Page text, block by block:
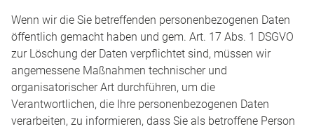
Wenn wir die Sie betreffenden personenbezogenen Daten
öffentlich gemacht haben und gem. Art. 17 Abs. 1 DSGVO
zur Löschung der Daten verpflichtet sind, müssen wir
angemessene Maßnahmen technischer und
organisatorischer Art durchführen, um die
Verantwortlichen, die Ihre personenbezogenen Daten
verarbeiten, zu informieren, dass Sie als betroffene Person